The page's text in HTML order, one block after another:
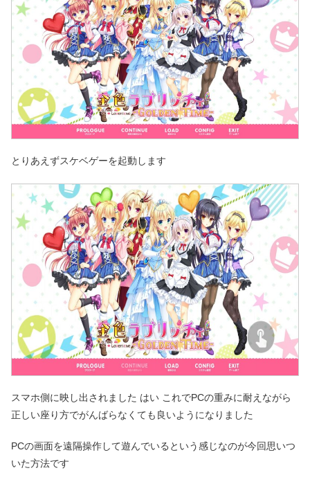
とりあえずスケベゲーを起動します
スマホ側に映し出されました はい これでPCの重みに耐えながら
正しい座り方でがんばらなくても良いようになりました
PCの画面を遠隔操作して遊んでいるという感じなのが今回思いつ
いた方法です